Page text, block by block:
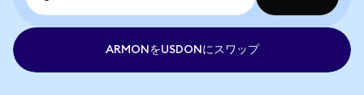
ARMONをUSDONにスワップ